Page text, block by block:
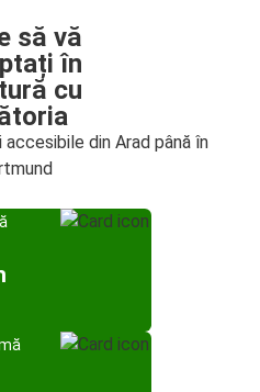
să vă
în
cu
din Arad până în